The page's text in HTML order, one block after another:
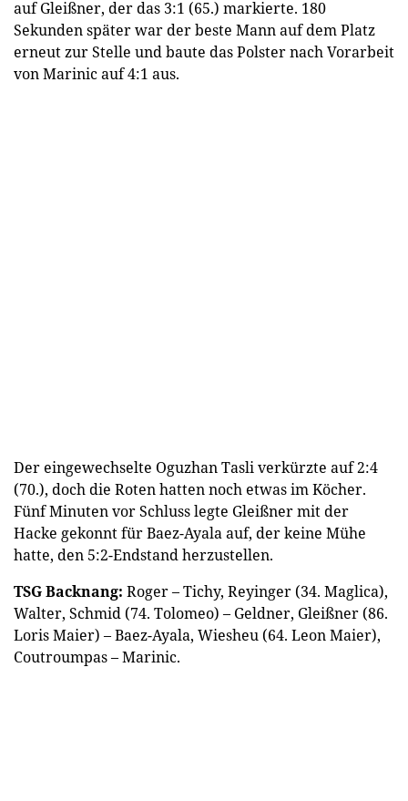
auf Gleißner, der das 3:1 (65.) markierte. 180
Sekunden später war der beste Mann auf dem Platz
erneut zur Stelle und baute das Polster nach Vorarbeit
von Marinic auf 4:1 aus.
Der eingewechselte Oguzhan Tasli verkürzte auf 2:4
(70.), doch die Roten hatten noch etwas im Köcher.
Fünf Minuten vor Schluss legte Gleißner mit der
Hacke gekonnt für Baez-Ayala auf, der keine Mühe
hatte, den 5:2-Endstand herzustellen.
TSG Backnang: Roger – Tichy, Reyinger (34. Maglica),
Walter, Schmid (74. Tolomeo) – Geldner, Gleißner (86.
Loris Maier) – Baez-Ayala, Wiesheu (64. Leon Maier),
Coutroumpas – Marinic.